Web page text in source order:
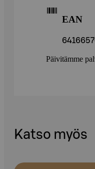
EAN
Päivitämme
Katso myös